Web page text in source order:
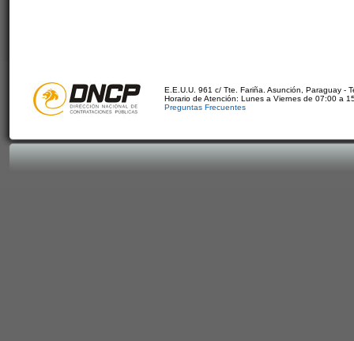
E.E.U.U. 961 c/ Tte. Fariña. Asunción, Paraguay -
Horario de Atención: Lunes a Viernes de 07:00 a
Preguntas Frecuentes